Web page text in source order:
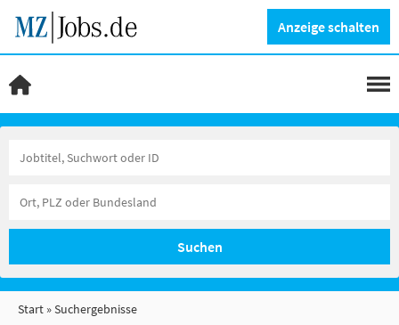
Anzeige schalten
Suchen
Start Suchergebnisse